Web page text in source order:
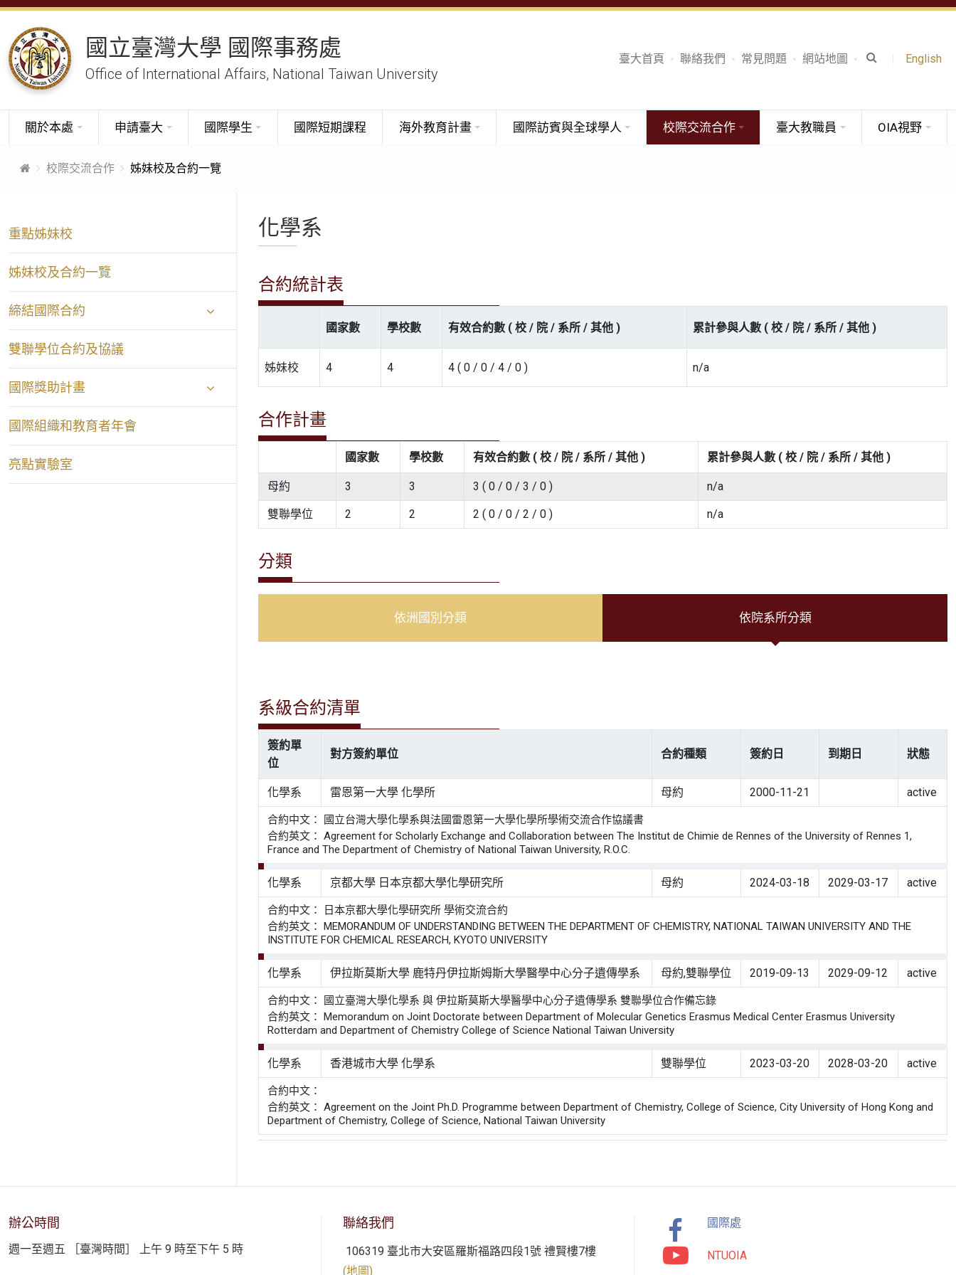
國立臺灣大學 國際事務處
Office of International Affairs, National Taiwan University
臺大首頁 聯絡我們 常見問題 網站地圖 English
關於本處 申請臺大 國際學生 國際短期課程 海外教育計畫 國際訪賓與全球學人 校際交流合作 臺大教職員 OIA視野
校際交流合作 姊妹校及合約一覽
重點姊妹校
姊妹校及合約一覽
締結國際合約
雙聯學位合約及協議
國際獎助計畫
國際組織和教育者年會
亮點實驗室
化學系
合約統計表
國家數 學校數 有效合約數 ( 校 / 院 / 系所 / 其他 ) 累計參與人數 ( 校 / 院 / 系所 / 其他 )
姊妹校 4 4 4 ( 0 / 0 / 4 / 0 ) n/a
合作計畫
國家數 學校數 有效合約數 ( 校 / 院 / 系所 / 其他 ) 累計參與人數 ( 校 / 院 / 系所 / 其他 )
母約 3 3 3 ( 0 / 0 / 3 / 0 ) n/a
雙聯學位 2 2 2 ( 0 / 0 / 2 / 0 ) n/a
分類
依洲國別分類 依院系所分類
系級合約清單
簽約單
位
對方簽約單位 合約種類 簽約日 到期日 狀態
化學系 雷恩第一大學 化學所 母約 2000-11-21 active
合約中文： 國立台灣大學化學系與法國雷恩第一大學化學所學術交流合作協議書
合約英文： Agreement for Scholarly Exchange and Collaboration between The Institut de Chimie de Rennes of the University of Rennes 1,
France and The Department of Chemistry of National Taiwan University, R.O.C.
化學系 京都大學 日本京都大學化學研究所 母約 2024-03-18 2029-03-17 active
合約中文： 日本京都大學化學研究所 學術交流合約
合約英文： MEMORANDUM OF UNDERSTANDING BETWEEN THE DEPARTMENT OF CHEMISTRY, NATIONAL TAIWAN UNIVERSITY AND THE
INSTITUTE FOR CHEMICAL RESEARCH, KYOTO UNIVERSITY
化學系 伊拉斯莫斯大學 鹿特丹伊拉斯姆斯大學醫學中心分子遺傳學系 母約,雙聯學位 2019-09-13 2029-09-12 active
合約中文： 國立臺灣大學化學系 與 伊拉斯莫斯大學醫學中心分子遺傳學系 雙聯學位合作備忘錄
合約英文： Memorandum on Joint Doctorate between Department of Molecular Genetics Erasmus Medical Center Erasmus University
Rotterdam and Department of Chemistry College of Science National Taiwan University
化學系 香港城市大學 化學系 雙聯學位 2023-03-20 2028-03-20 active
合約中文：
合約英文： Agreement on the Joint Ph.D. Programme between Department of Chemistry, College of Science, City University of Hong Kong and
Department of Chemistry, College of Science, National Taiwan University
辦公時間
週一至週五 ［臺灣時間］ 上午 9 時至下午 5 時
聯絡我們
106319 臺北市大安區羅斯福路四段1號 禮賢樓7樓
(地圖)
國際處
NTUOIA